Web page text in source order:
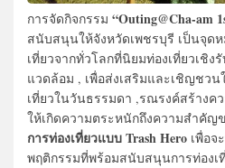
การจัดกิจกรรม “Outing@Cha-am
สนับสนุนให้จังหวัดเพชรบุรี เป็นจุด
เที่ยวจากทั่วโลกที่นิยมท่องเที่ยวเชิ
แวดล้อม , เพื่อส่งเสริมและเชิญชวน
เที่ยวในวันธรรมดา ,รณรงค์สร้างค
ให้เกิดความตระหนักถึงความสำคัญ
การท่องเที่ยวแบบ Trash Hero เพื่อ
พฤติกรรมที่พร้อมสนับสนุนการท่องเ